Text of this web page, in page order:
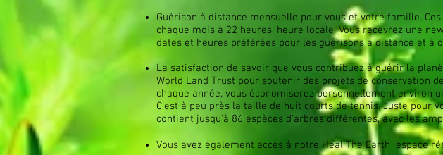
Guérison à distance mensuelle pour vous et votre famille.
chaque mois à 22 heures, heure locale. Vous recevrez une
dates et heures préférées pour les guérisons à distance et à
La satisfaction de savoir que vous contribuez à guérir la
World Land Trust pour soutenir des projets de conservation
chaque année, vous économiserez personnellement
C'est à peu près la taille de huit courts de tennis. Juste pour
contient jusqu'à 86 espèces d'arbres différentes, avec les
Vous avez également accès à notre Heal The Earth espace